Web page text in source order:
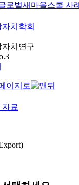
로벌새마을스쿨 사
치학회
자치연구
자료